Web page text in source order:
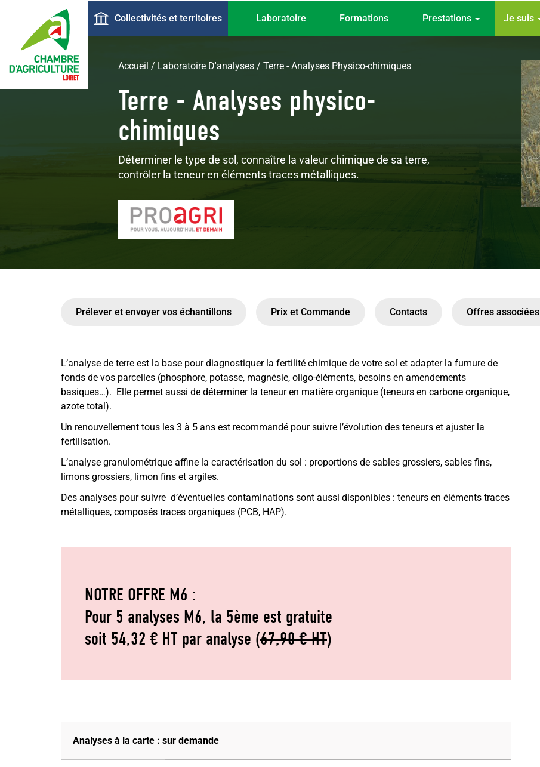
contenu
principal
principaleCollectivités et territoires Laboratoire Formations Prestations
menu
Je suis
Accueil Laboratoire D'analyses Terre - Analyses Physico-chimiques
Terre - Analyses physico-
chimiques
Déterminer le type de sol, connaître la valeur chimique de sa terre,
contrôler la teneur en éléments traces métalliques.
Prélever et envoyer vos échantillons Prix et Commande Contacts Offres associées
L’analyse de terre est la base pour diagnostiquer la fertilité chimique de votre sol et adapter la fumure de
fonds de vos parcelles (phosphore, potasse, magnésie, oligo-éléments, besoins en amendements
basiques…). Elle permet aussi de déterminer la teneur en matière organique (teneurs en carbone organique,
azote total).
Un renouvellement tous les 3 à 5 ans est recommandé pour suivre l’évolution des teneurs et ajuster la
fertilisation.
L’analyse granulométrique affine la caractérisation du sol : proportions de sables grossiers, sables fins,
limons grossiers, limon fins et argiles.
Des analyses pour suivre d’éventuelles contaminations sont aussi disponibles : teneurs en éléments traces
métalliques, composés traces organiques (PCB, HAP).
NOTRE OFFRE M6 :
Pour 5 analyses M6, la 5ème est gratuite
soit 54,32 € HT par analyse (67,90 € HT)
Analyses à la carte : sur demande